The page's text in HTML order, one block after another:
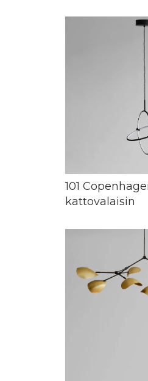
101
kattovalaisin